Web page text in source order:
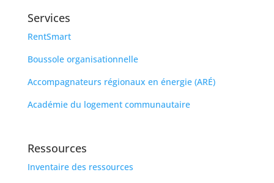
Services
RentSmart
Boussole organisationnelle
Accompagnateurs régionaux en énergie (ARÉ)
Académie du logement communautaire
Ressources
Inventaire des ressources